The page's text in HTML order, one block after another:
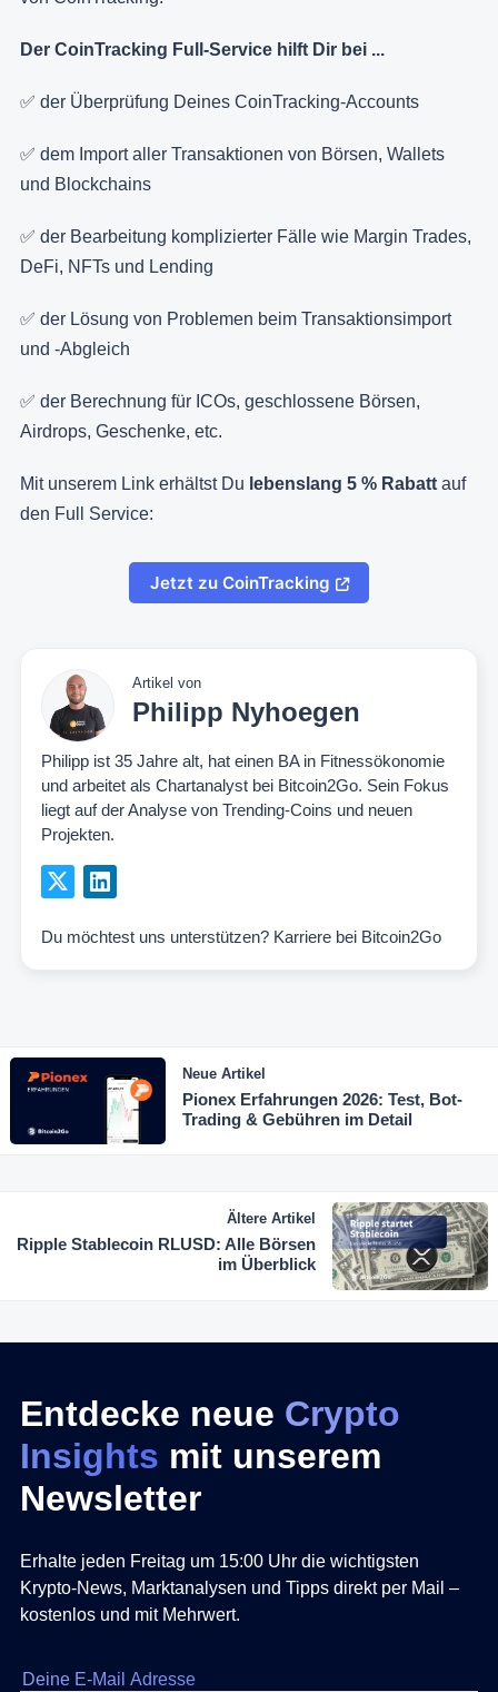
Der CoinTracking Full-Service hilft Dir bei ...
✅ der Überprüfung Deines CoinTracking-Accounts
✅ dem Import aller Transaktionen von Börsen, Wallets
und Blockchains
✅ der Bearbeitung komplizierter Fälle wie Margin Trades,
DeFi, NFTs und Lending
✅ der Lösung von Problemen beim Transaktionsimport
und -Abgleich
✅ der Berechnung für ICOs, geschlossene Börsen,
Airdrops, Geschenke, etc.
Mit unserem Link erhältst Du lebenslang 5 % Rabatt auf
den Full Service:
Jetzt zu CoinTracking
Artikel von
Philipp Nyhoegen
Philipp ist 35 Jahre alt, hat einen BA in Fitnessökonomie
und arbeitet als Chartanalyst bei Bitcoin2Go. Sein Fokus
liegt auf der Analyse von Trending-Coins und neuen
Projekten.
Du möchtest uns unterstützen? Karriere bei Bitcoin2Go
Neue Artikel
Pionex Erfahrungen 2026: Test, Bot-
Trading & Gebühren im Detail
Ältere Artikel
Ripple Stablecoin RLUSD: Alle Börsen
im Überblick
Entdecke neue Crypto
Insights mit unserem
Newsletter
Erhalte jeden Freitag um 15:00 Uhr die wichtigsten
Krypto-News, Marktanalysen und Tipps direkt per Mail –
kostenlos und mit Mehrwert.